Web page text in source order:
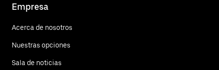
Empresa
Acerca de nosotros
Nuestras opciones
Sala de noticias